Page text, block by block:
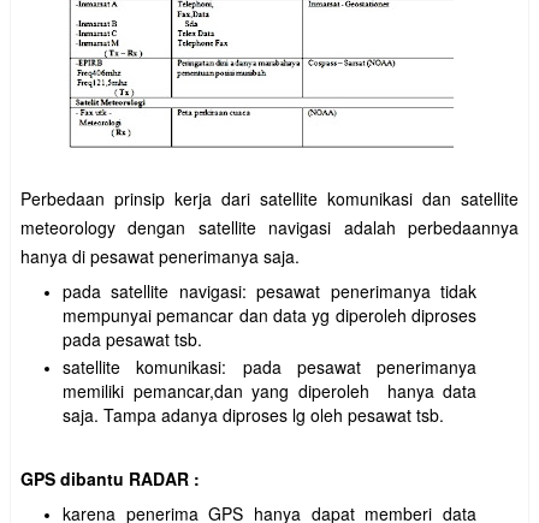
Perbedaan prinsip kerja dari satellite komunikasi dan satellite
meteorology dengan satellite navigasi adalah perbedaannya
hanya di pesawat penerimanya saja.
pada satellite navigasi: pesawat penerimanya tidak
mempunyai pemancar dan data yg diperoleh diproses
pada pesawat tsb.
satellite komunikasi: pada pesawat penerimanya
memiliki pemancar,dan yang diperoleh hanya data
saja. Tampa adanya diproses lg oleh pesawat tsb.
GPS dibantu RADAR :
karena penerima GPS hanya dapat memberi data